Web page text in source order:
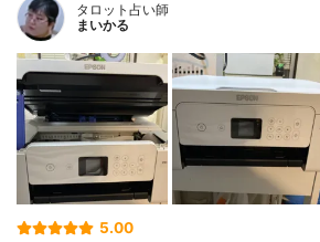
タロット占い師
まいかる
5.00